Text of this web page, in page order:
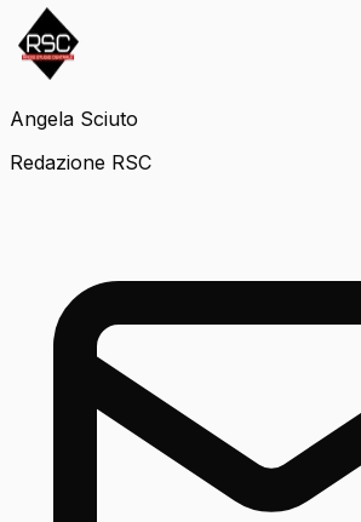
Angela Sciuto
Redazione RSC